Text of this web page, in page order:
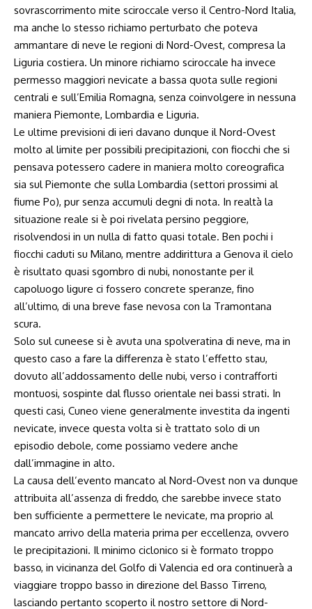
sovrascorrimento mite sciroccale verso il Centro-Nord Italia,
ma anche lo stesso richiamo perturbato che poteva
ammantare di neve le regioni di Nord-Ovest, compresa la
Liguria costiera. Un minore richiamo sciroccale ha invece
permesso maggiori nevicate a bassa quota sulle regioni
centrali e sull’Emilia Romagna, senza coinvolgere in nessuna
maniera Piemonte, Lombardia e Liguria.
Le ultime previsioni di ieri davano dunque il Nord-Ovest
molto al limite per possibili precipitazioni, con fiocchi che si
pensava potessero cadere in maniera molto coreografica
sia sul Piemonte che sulla Lombardia (settori prossimi al
fiume Po), pur senza accumuli degni di nota. In realtà la
situazione reale si è poi rivelata persino peggiore,
risolvendosi in un nulla di fatto quasi totale. Ben pochi i
fiocchi caduti su Milano, mentre addirittura a Genova il cielo
è risultato quasi sgombro di nubi, nonostante per il
capoluogo ligure ci fossero concrete speranze, fino
all’ultimo, di una breve fase nevosa con la Tramontana
scura.
Solo sul cuneese si è avuta una spolveratina di neve, ma in
questo caso a fare la differenza è stato l’effetto stau,
dovuto all’addossamento delle nubi, verso i contrafforti
montuosi, sospinte dal flusso orientale nei bassi strati. In
questi casi, Cuneo viene generalmente investita da ingenti
nevicate, invece questa volta si è trattato solo di un
episodio debole, come possiamo vedere anche
dall’immagine in alto.
La causa dell’evento mancato al Nord-Ovest non va dunque
attribuita all’assenza di freddo, che sarebbe invece stato
ben sufficiente a permettere le nevicate, ma proprio al
mancato arrivo della materia prima per eccellenza, ovvero
le precipitazioni. Il minimo ciclonico si è formato troppo
basso, in vicinanza del Golfo di Valencia ed ora continuerà a
viaggiare troppo basso in direzione del Basso Tirreno,
lasciando pertanto scoperto il nostro settore di Nord-